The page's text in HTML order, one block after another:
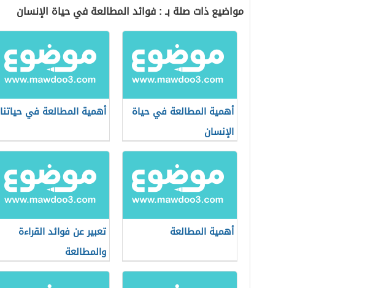
مواضيع ذات صلة بـ : فوائد المطالعة في حياة الإنسان
أهمية المطالعة في حياة
الإنسان
أهمية المطالعة في حياتنا
أهمية المطالعة
تعبير عن فوائد القراءة
والمطالعة